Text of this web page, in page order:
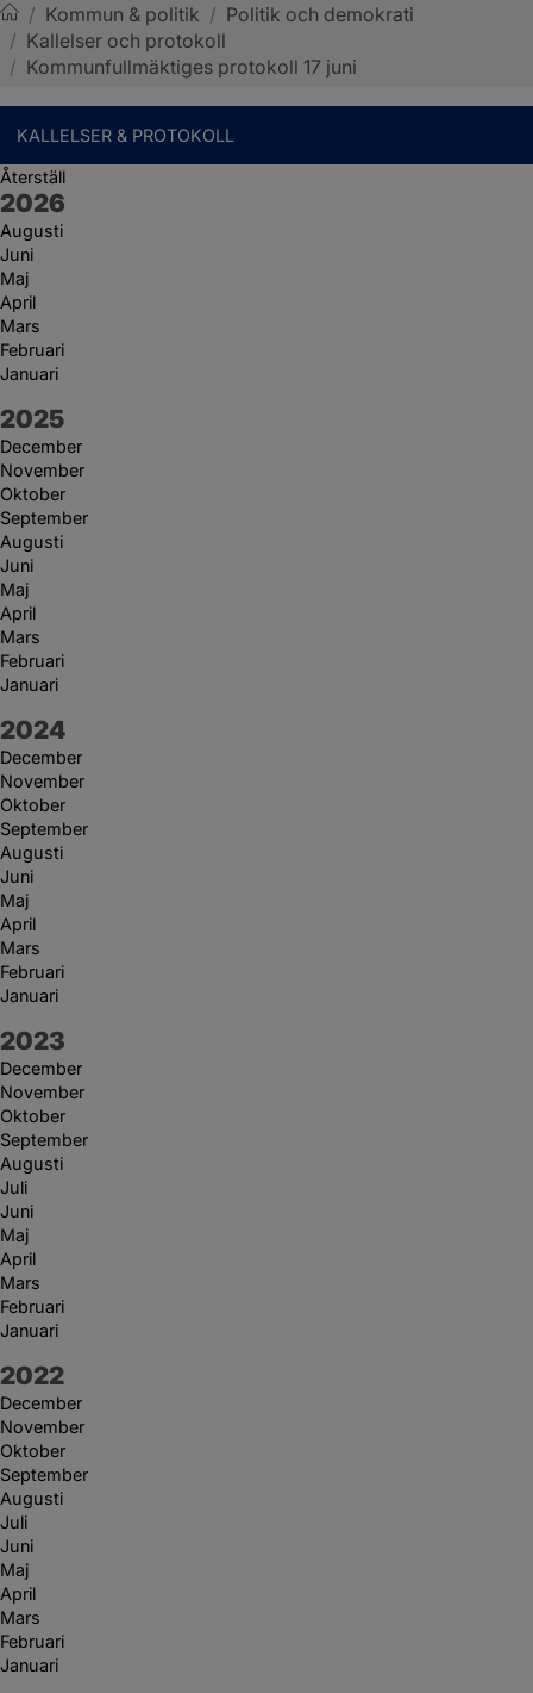
Sotenäs kommun
/ Kommun & politik / Politik och demokrati
/ Kallelser och protokoll
/ Kommunfullmäktiges protokoll 17 juni
KALLELSER & PROTOKOLL
Återställ
År:
2026
Augusti
Juni
Maj
April
Mars
Februari
Januari
År:
2025
December
November
Oktober
September
Augusti
Juni
Maj
April
Mars
Februari
Januari
År:
2024
December
November
Oktober
September
Augusti
Juni
Maj
April
Mars
Februari
Januari
År:
2023
December
November
Oktober
September
Augusti
Juli
Juni
Maj
April
Mars
Februari
Januari
År:
2022
December
November
Oktober
September
Augusti
Juli
Juni
Maj
April
Mars
Februari
Januari